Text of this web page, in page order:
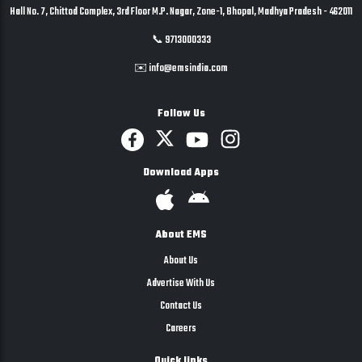
Hall No. 7, Chittod Complex, 3rd Floor M.P. Nagar, Zone-1, Bhopal, Madhya Pradesh - 462011
📞 9713000333
✉️ info@emsindia.com
Follow Us
Download Apps
About EMS
About Us
Advertise With Us
Contact Us
Careers